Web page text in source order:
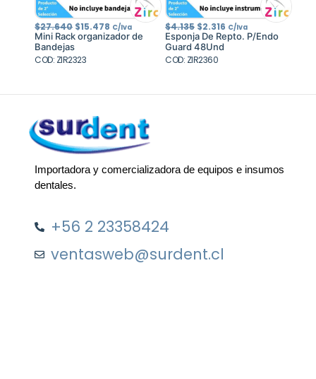
$27.640 El
precio
original
era:
$27.640.
$15.478 El
precio
actual
C/Iva
Mini Rack organizador de
Bandejas
COD: ZIR2323
$4.135 El
precio
original
era:
$4.135.
$2.316 El
precio
actual
C/Iva
Esponja De Repto. P/Endo
Guard 48Und
COD: ZIR2360
Importadora y comercializadora de equipos e insumos
dentales.
+56 2 23358424
ventasweb@surdent.cl